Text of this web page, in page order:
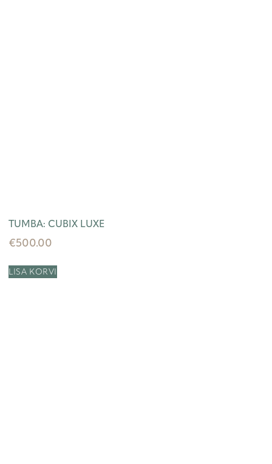
TUMBA: CUBIX LUXE
€500.00
LISA KORVI